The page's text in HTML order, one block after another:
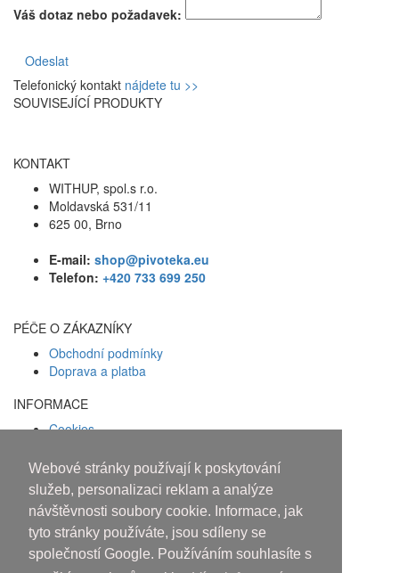
Webové stránky používají k poskytování
služeb, personalizaci reklam a analýze
návštěvnosti soubory cookie. Informace, jak
tyto stránky používáte, jsou sdíleny se
společností Google. Používáním souhlasíte s
Váš dotaz nebo požadavek:
Odeslat
Telefonický kontakt nájdete tu >>
SOUVISEJÍCÍ PRODUKTY
KONTAKT
WITHUP, spol.s r.o.
Moldavská 531/11
625 00, Brno
E-mail: shop@pivoteka.eu
Telefon: +420 733 699 250
PÉČE O ZÁKAZNÍKY
Obchodní podmínky
Doprava a platba
INFORMACE
Cookies
Facebook
Osobám mladším 18 let alkohol
neprodáváme!